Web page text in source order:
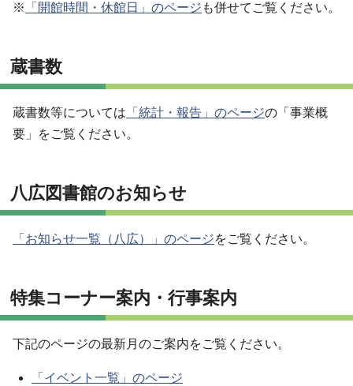
※ 「開館時間・休館日」のページ も併せてご覧ください。
蔵書数
蔵書数等については 「統計・報告」のページの「事業概
要」をご覧ください。
八広図書館のお知らせ
「お知らせ一覧（八広）」のページをご覧ください。
特集コーナー案内・行事案内
下記のページの最新月のご案内をご覧ください。
「イベント一覧」のページ